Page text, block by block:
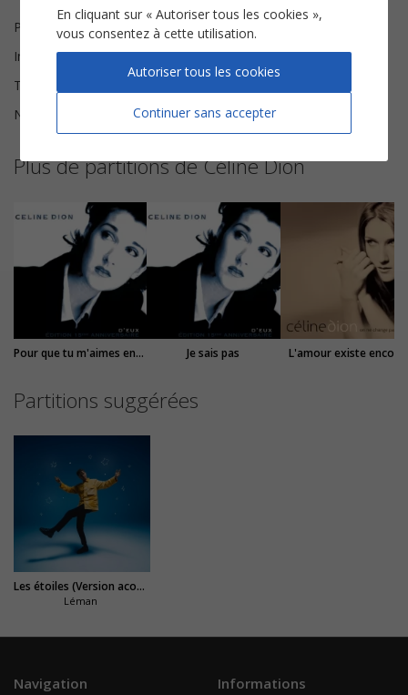
Paroles et Musique
Jean-Jacques Goldman
Instrumentation
Piano solo
Tonalité
Nombre de pages
4
Plus de partitions de Céline Dion
Pour que tu m'aimes encore Je sais pas L'amour existe encore
Partitions suggérées
Les étoiles (Version acoustique)
Léman
Navigation Informations
En cliquant sur « Autoriser tous les cookies »,
vous consentez à cette utilisation.
Continuer sans accepter
Autoriser tous les cookies